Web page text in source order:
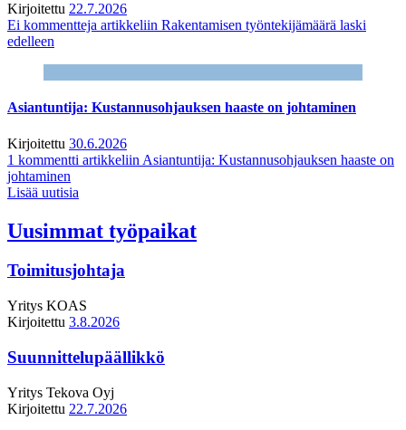
Kirjoitettu 22.7.2026
Ei kommentteja artikkeliin Rakentamisen työntekijämäärä laski
edelleen
Asiantuntija: Kustannusohjauksen haaste on johtaminen
Kirjoitettu 30.6.2026
1 kommentti artikkeliin Asiantuntija: Kustannusohjauksen haaste on
johtaminen
Lisää uutisia
Uusimmat työpaikat
Toimitusjohtaja
Yritys KOAS
Kirjoitettu 3.8.2026
Suunnittelupäällikkö
Yritys Tekova Oyj
Kirjoitettu 22.7.2026